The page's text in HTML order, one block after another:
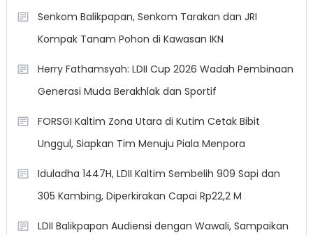
Senkom Balikpapan, Senkom Tarakan dan JRI
Kompak Tanam Pohon di Kawasan IKN
Herry Fathamsyah: LDII Cup 2026 Wadah Pembinaan
Generasi Muda Berakhlak dan Sportif
FORSGI Kaltim Zona Utara di Kutim Cetak Bibit
Unggul, Siapkan Tim Menuju Piala Menpora
Iduladha 1447H, LDII Kaltim Sembelih 909 Sapi dan
305 Kambing, Diperkirakan Capai Rp22,2 M
LDII Balikpapan Audiensi dengan Wawali, Sampaikan